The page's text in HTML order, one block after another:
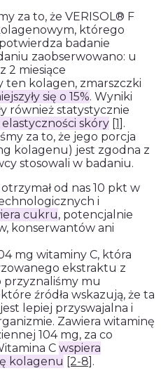
za to, że VERISOL® F
którego
badanie
zaobserwowano: u
2 miesiące
ten kolagen, zmarszczki
się o 15%. Wyniki
również statystycznie
skóry [1] .
za to, że jego porcja
kolagenu) jest zgodna z
stosowali w badaniu.
od nas 10 pkt w
i
cukru, potencjalnie
konserwantów ani
mg witaminy C, która
ekstraktu z
przyznaliśmy mu
źródła wskazują, że ta
lepiej przyswajalna i
Zawiera witaminę
104 mg, za co
C wspiera
kolagenu [2-8] .